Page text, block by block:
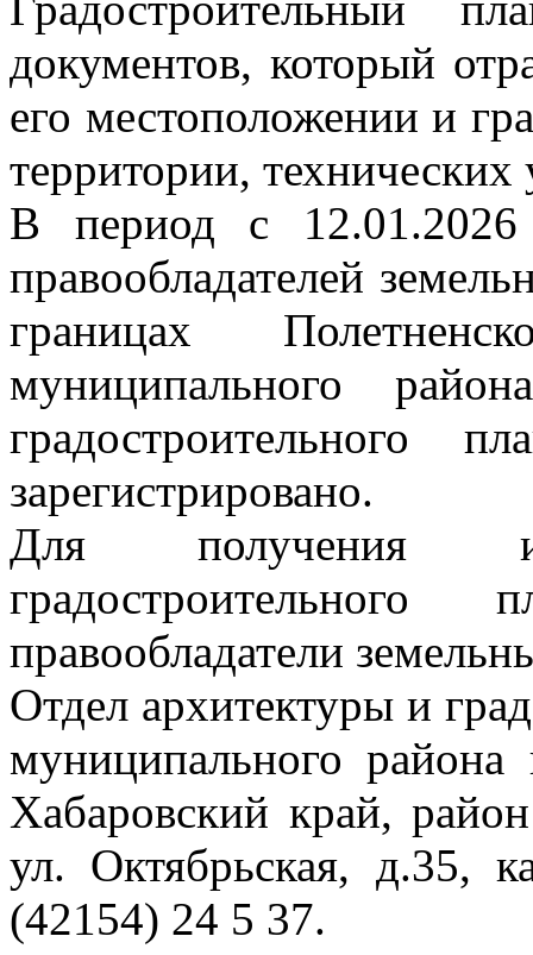
документов, который
его местоположении и
территории,
В период с 12.01.2026
правообладателей
границах
муниципального
градостроительного
зарегистрировано.
Для получения
градостроительного
правообладатели
Отдел архитектуры и
муниципального
Хабаровский край,
ул. Октябрьская, д.35,
(42154) 24 5 37.